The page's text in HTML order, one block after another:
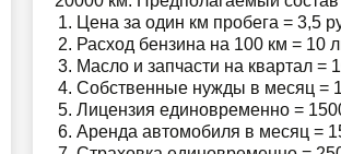
Цена за один км пробега = 3,5
Расход бензина на 100 км = 10
Масло и запчасти на квартал =
Собственные нужды в месяц =
Лицензия единовременно =
Аренда автомобиля в месяц =